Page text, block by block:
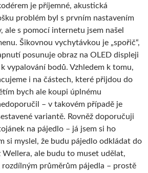
je příjemné, akustická
problém byl s prvním nastavením
ale s pomocí internetu jsem našel
Šikovnou vychytávkou je „spořič“,
posunuje obraz na OLED displeji
vypalování bodů. Vzhledem k tomu,
i na částech, které přijdou do
bych ale koupi úplnému
– v takovém případě je
variantě. Rovněž doporučuji
na pájedlo – já jsem si ho
si myslel, že budu pájedlo odkládat do
ale budu to muset udělat,
rozdílným průměrům pájedla – prostě